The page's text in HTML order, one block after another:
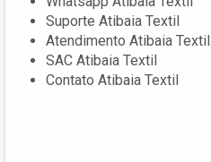
Suporte Atibaia Textil
Atendimento Atibaia Textil
SAC Atibaia Textil
Contato Atibaia Textil